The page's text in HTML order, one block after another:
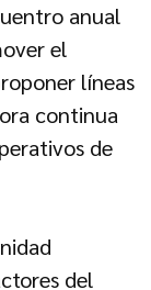
anual
el
líneas
continua
de
del